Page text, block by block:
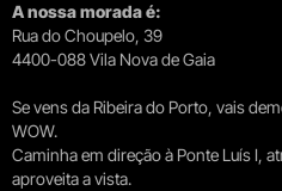
A nossa morada é:
Rua do Choupelo, 39
4400-088 Vila Nova de Gaia
Se vens da Ribeira do Porto, vais
WOW.
Caminha em direção à Ponte Luís I,
aproveita a vista.